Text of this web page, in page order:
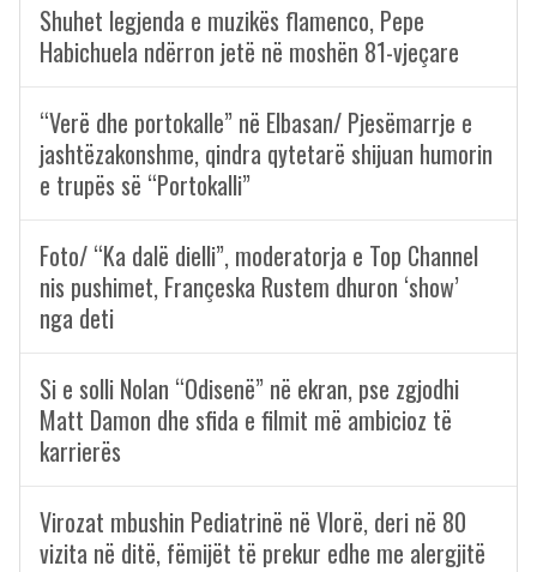
Shuhet legjenda e muzikës flamenco, Pepe
Habichuela ndërron jetë në moshën 81-vjeçare
“Verë dhe portokalle” në Elbasan/ Pjesëmarrje e
jashtëzakonshme, qindra qytetarë shijuan humorin
e trupës së “Portokalli”
Foto/ “Ka dalë dielli”, moderatorja e Top Channel
nis pushimet, Françeska Rustem dhuron ‘show’
nga deti
Si e solli Nolan “Odisenë” në ekran, pse zgjodhi
Matt Damon dhe sfida e filmit më ambicioz të
karrierës
Virozat mbushin Pediatrinë në Vlorë, deri në 80
vizita në ditë, fëmijët të prekur edhe me alergjitë